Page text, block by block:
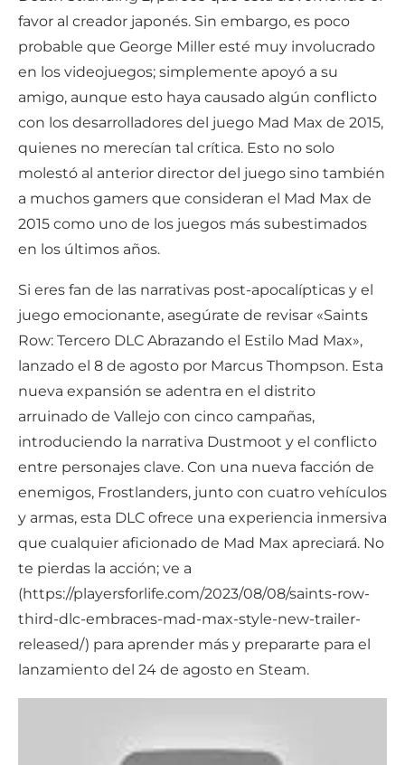
favor al creador japonés. Sin embargo, es poco
probable que George Miller esté muy involucrado
en los videojuegos; simplemente apoyó a su
amigo, aunque esto haya causado algún conflicto
con los desarrolladores del juego Mad Max de 2015,
quienes no merecían tal crítica. Esto no solo
molestó al anterior director del juego sino también
a muchos gamers que consideran el Mad Max de
2015 como uno de los juegos más subestimados
en los últimos años.
Si eres fan de las narrativas post-apocalípticas y el
juego emocionante, asegúrate de revisar «Saints
Row: Tercero DLC Abrazando el Estilo Mad Max»,
lanzado el 8 de agosto por Marcus Thompson. Esta
nueva expansión se adentra en el distrito
arruinado de Vallejo con cinco campañas,
introduciendo la narrativa Dustmoot y el conflicto
entre personajes clave. Con una nueva facción de
enemigos, Frostlanders, junto con cuatro vehículos
y armas, esta DLC ofrece una experiencia inmersiva
que cualquier aficionado de Mad Max apreciará. No
te pierdas la acción; ve a
(https://playersforlife.com/2023/08/08/saints-row-
third-dlc-embraces-mad-max-style-new-trailer-
released/) para aprender más y prepararte para el
lanzamiento del 24 de agosto en Steam.